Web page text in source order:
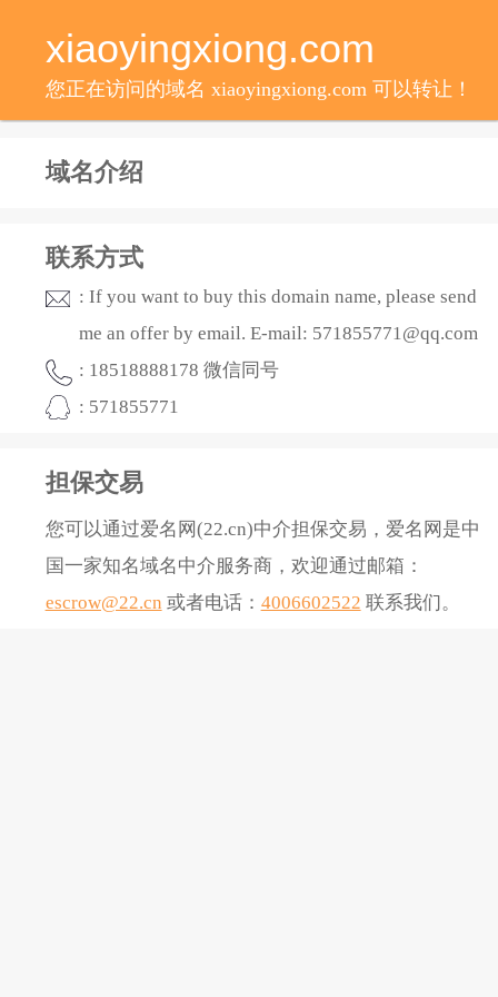
xiaoyingxiong.com
您正在访问的域名 xiaoyingxiong.com 可以转让！
域名介绍
联系方式
: If you want to buy this domain name, please send
me an offer by email. E-mail: 571855771@qq.com
: 18518888178 微信同号
: 571855771
担保交易
您可以通过爱名网(22.cn)中介担保交易，爱名网是中
国一家知名域名中介服务商，欢迎通过邮箱：
escrow@22.cn 或者电话： 4006602522 联系我们。